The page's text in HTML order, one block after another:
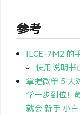
参考
ILCE-7M2 的
使用说明书
掌握微单 5 大
学一步到位！
就会 新手 小